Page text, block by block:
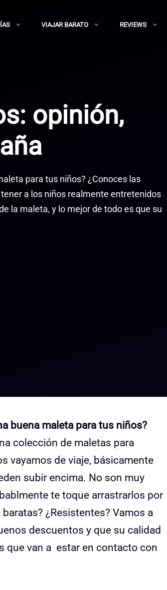
VIAJAR BARATO REVIEWS
opinión,
para tus niños? ¿Conoces las
a los niños realmente entretenidos
la maleta, y lo mejor de todo es que su
buena maleta para tus niños?
colección de maletas para
vayamos de viaje, básicamente
subir encima. No son muy
te toque arrastrarlos por
¿Resistentes? Vamos a
descuentos y que su calidad
que van a estar en contacto con